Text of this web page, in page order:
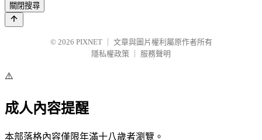
關閉搜尋
© 2026 PIXNET
文章與圖片權利屬原作者所有
隱私權政策
服務聲明
⚠️
成人內容提醒
本部落格內容僅限年滿十八歲者瀏覽。